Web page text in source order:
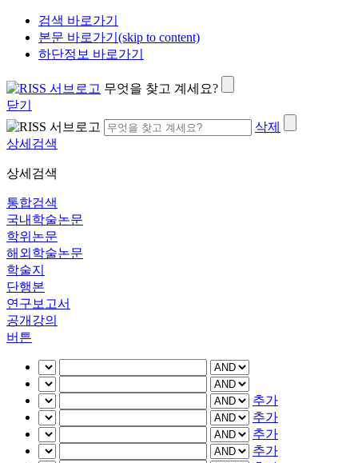
검색 바로가기
본문 바로가기(skip to content)
하단정보 바로가기
무엇을 찾고 계세요?
닫기
삭제
상세검색
상세검색
통합검색
국내학술논문
학위논문
해외학술논문
학술지
단행본
연구보고서
공개강의
버튼
추가
추가
추가
추가